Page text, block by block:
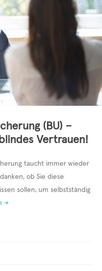
(BU) –
Vertrauen!
taucht immer wieder
ob Sie diese
sollen, um selbstständig
→